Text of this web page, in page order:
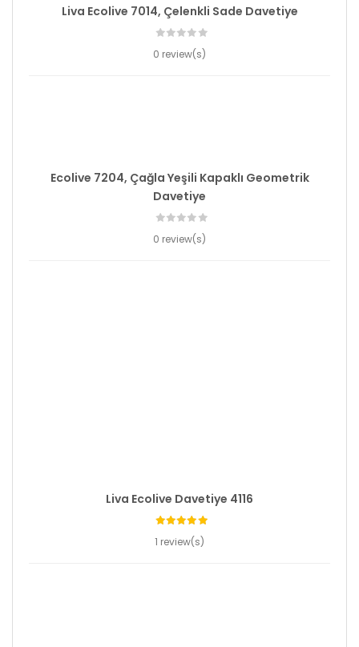
Liva Ecolive 7014, Çelenkli Sade Davetiye
0 review(s)
Ecolive 7204, Çağla Yeşili Kapaklı Geometrik
Davetiye
0 review(s)
Liva Ecolive Davetiye 4116
1 review(s)